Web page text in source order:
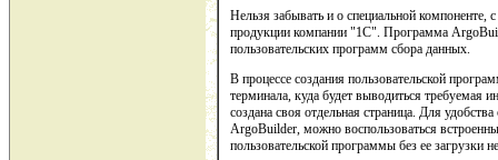
Нельзя забывать и о специальной
продукции компании "1С". Программа
пользовательских программ сбора данных.
В процессе создания пользовательской
терминала, куда будет выводиться
создана своя отдельная страница. Для
ArgoBuilder, можно воспользоваться
пользовательской программы без ее загрузки